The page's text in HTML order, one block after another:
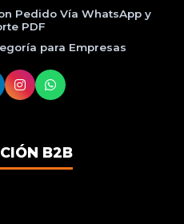
Pedido Vía WhatsApp y
PDF
para Empresas
B2B